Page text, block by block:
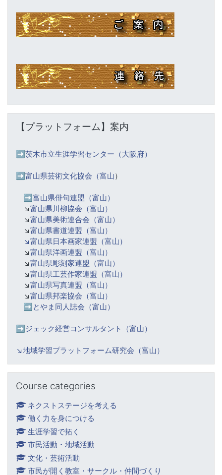
【プラットフォーム】案内
➡️ 茨木市立生涯学習センター（大阪府）
➡️富山県芸術文化協会（富山）
➡️ 富山県俳句連盟（富山）
↘️富山県川柳協会（富山）
↘️富山県美術連合会（富山）
↘️富山県書道連盟（富山）
↘️富山県日本画家連盟（富山）
↘️富山県洋画連盟（富山）
↘️富山県彫刻家連盟（富山）
↘️富山県工芸作家連盟（富山）
↘️富山県写真連盟（富山）
↘️富山県邦楽協会（富山）
➡️ とやま同人誌会（富山）
➡️ジェック経営コンサルタント（富山）
↘️地域学習プラットフォーム研究会（富山）
Course categories
ネクストステージを考える
働く力を身につける
生涯学習で拓く
市民活動・地域活動
文化・芸術活動
市民が開く教室・サークル・仲間づくり